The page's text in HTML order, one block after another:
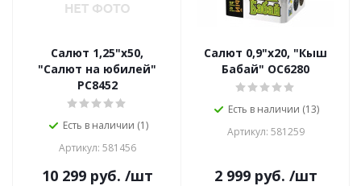
Салют 1,25"х50,
"Салют на юбилей"
РС8452
Есть в наличии (1)
Артикул: 581456
10 299руб. /шт
Салют 0,9"х20, "Кыш
Бабай" ОС6280
Есть в наличии (13)
Артикул: 581259
2 999руб. /шт